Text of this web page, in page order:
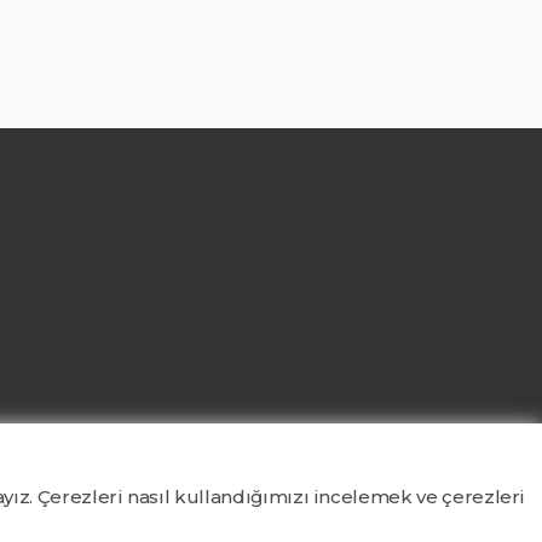
Çerezleri nasıl kullandığımızı incelemek ve çerezleri